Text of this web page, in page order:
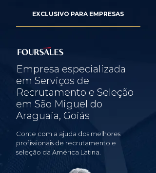
EXCLUSIVO PARA EMPRESAS
Empresa especializada
em Serviços de
Recrutamento e Seleção
em São Miguel do
Araguaia, Goiás
Conte com a ajuda dos melhores
profissionais de recrutamento e
seleção da América Latina.